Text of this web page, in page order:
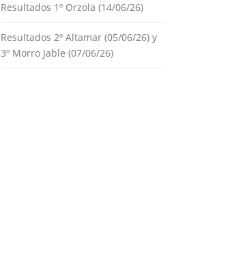
Resultados 1º Orzola (14/06/26)
Resultados 2º Altamar (05/06/26) y
3º Morro Jable (07/06/26)